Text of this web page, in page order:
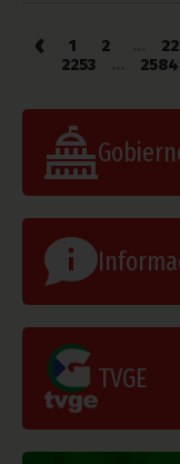
‹ 1 2
2253
2584
TVGE